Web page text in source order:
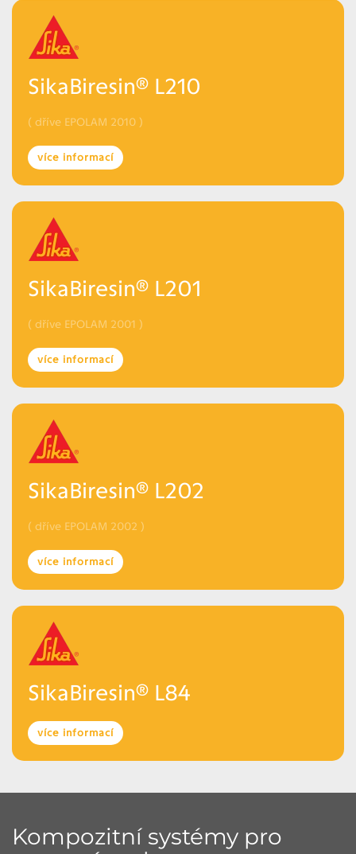
SikaBiresin® L210
( dříve EPOLAM 2010 )
více informací
SikaBiresin® L201
( dříve EPOLAM 2001 )
více informací
SikaBiresin® L202
( dříve EPOLAM 2002 )
více informací
SikaBiresin® L84
více informací
Kompozitní systémy pro